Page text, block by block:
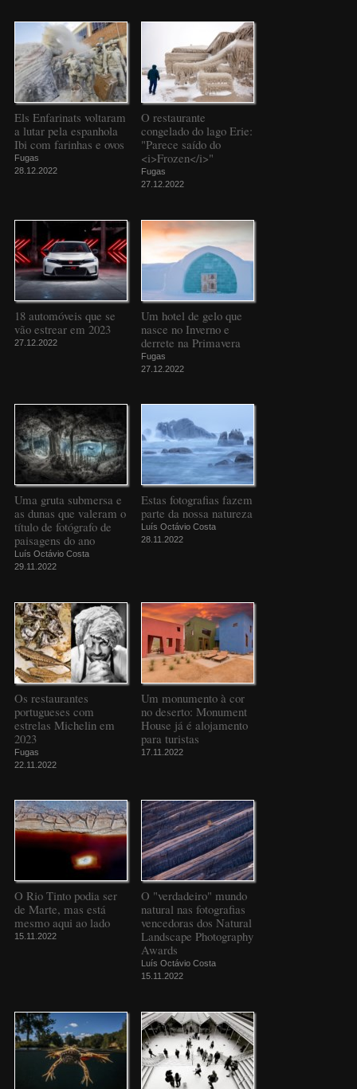
Els Enfarinats voltaram
a lutar pela espanhola
Ibi com farinhas e ovos
Fugas
28.12.2022
O restaurante
congelado do lago Erie:
"Parece saído do
<i>Frozen</i>"
Fugas
27.12.2022
18 automóveis que se
vão estrear em 2023
27.12.2022
Um hotel de gelo que
nasce no Inverno e
derrete na Primavera
Fugas
27.12.2022
Uma gruta submersa e
as dunas que valeram o
título de fotógrafo de
paisagens do ano
Luís Octávio Costa
29.11.2022
Estas fotografias fazem
parte da nossa natureza
Luís Octávio Costa
28.11.2022
Os restaurantes
portugueses com
estrelas Michelin em
2023
Fugas
22.11.2022
Um monumento à cor
no deserto: Monument
House já é alojamento
para turistas
17.11.2022
O Rio Tinto podia ser
de Marte, mas está
mesmo aqui ao lado
15.11.2022
O "verdadeiro" mundo
natural nas fotografias
vencedoras dos Natural
Landscape Photography
Awards
Luís Octávio Costa
15.11.2022